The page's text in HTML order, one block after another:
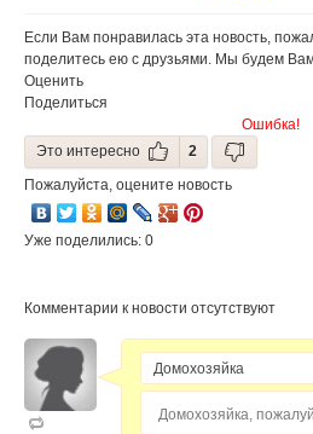
может быть
вызвано не
перееданием,
но и особым
видом
бактерий
Если Вам понравилась эта новость,
поделитесь ею с друзьями. Мы будем
Оценить
Поделиться
Ошибка!
Это интересно
2
Пожалуйста, оцените новость
Уже поделились: 0
Комментарии к новости отсутствуют